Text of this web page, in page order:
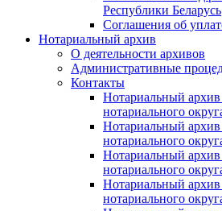
Республики Беларусь
Соглашения об
Нотариальный архив
О деятельности архивов
Административные
Контакты
Нотариальный архив
нотариального
Нотариальный архив
нотариального
Нотариальный архив
нотариального
Нотариальный архив
нотариального